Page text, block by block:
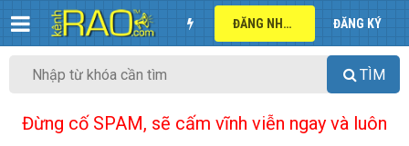
ĐĂNG NHẬP ĐĂNG KÝ
TÌM
Đừng cố SPAM, sẽ cấm vĩnh viễn ngay và luôn